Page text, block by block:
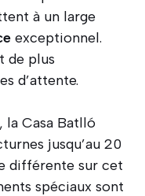
à un large
exceptionnel.
de plus
d’attente.
la Casa Batlló
jusqu’au 20
différente sur cet
spéciaux sont